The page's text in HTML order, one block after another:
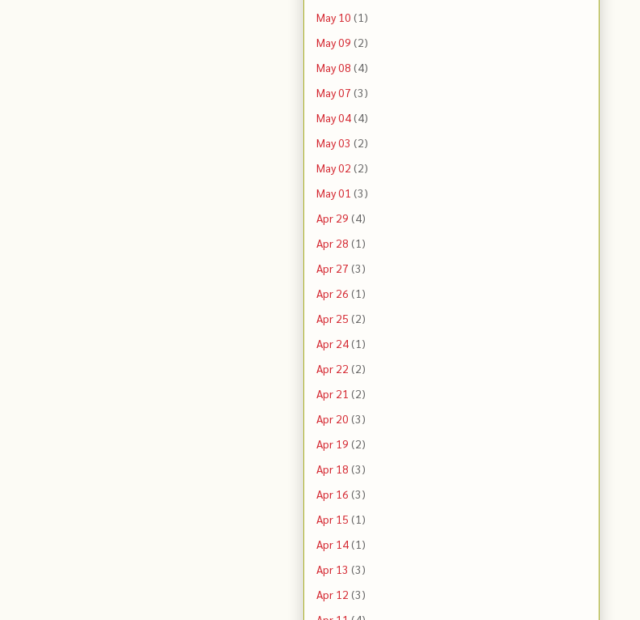
May 10 (1)
May 09 (2)
May 08 (4)
May 07 (3)
May 04(4)
May 03 (2)
May 02 (2)
May 01 (3)
Apr 29 (4)
Apr 28 (1)
Apr 27 (3)
Apr 26 (1)
Apr 25 (2)
Apr 24(1)
Apr 22 (2)
Apr 21 (2)
Apr 20 (3)
Apr 19 (2)
Apr 18 (3)
Apr 16 (3)
Apr 15 (1)
Apr 14(1)
Apr 13 (3)
Apr 12 (3)